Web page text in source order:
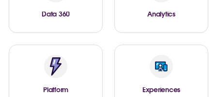
Data 360 Analytics
Platform Experiences